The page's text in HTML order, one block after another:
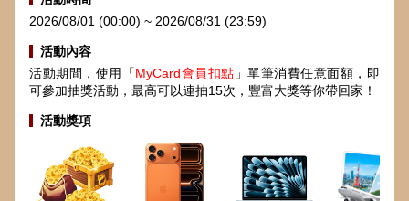
2026/08/01 (00:00) ~ 2026/08/31 (23:59)
活動內容
活動期間，使用「MyCard會員扣點 」單筆消費任意面額，即
可參加抽獎活動，最高可以連抽15次，豐富大獎等你帶回家！
活動獎項